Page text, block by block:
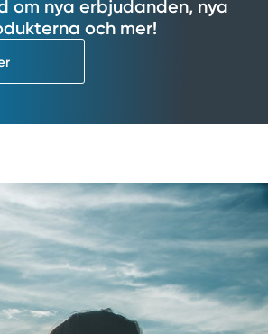
om nya erbjudanden, nya
och mer!